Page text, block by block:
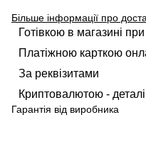
Більше інформації про
Готівкою в магазині
Платіжною карткою
За реквізитами
Криптовалютою -
Гарантія від виробника